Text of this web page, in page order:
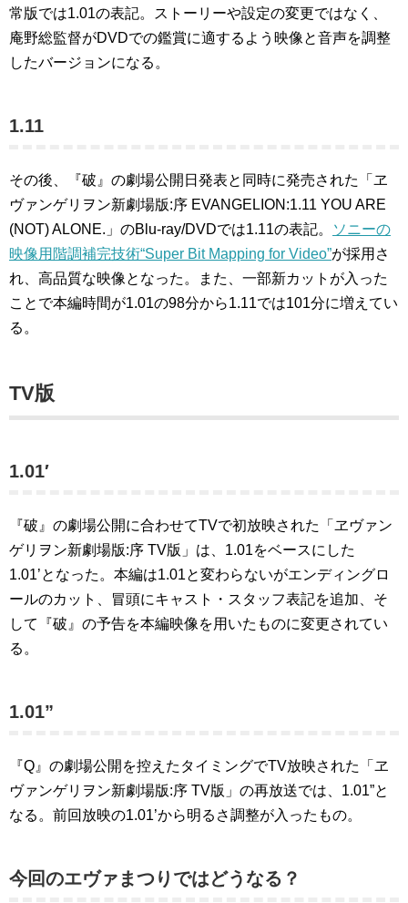
常版では1.01の表記。ストーリーや設定の変更ではなく、
庵野総監督がDVDでの鑑賞に適するよう映像と音声を調整
したバージョンになる。
1.11
その後、『破』の劇場公開日発表と同時に発売された「ヱ
ヴァンゲリヲン新劇場版:序 EVANGELION:1.11 YOU ARE
(NOT) ALONE.」のBlu-ray/DVDでは1.11の表記。
ソニーの
映像用階調補完技術“Super Bit Mapping for Video”が採用さ
れ、高品質な映像となった。また、一部新カットが入った
ことで本編時間が1.01の98分から1.11では101分に増えてい
る。
TV版
1.01′
『破』の劇場公開に合わせてTVで初放映された「ヱヴァン
ゲリヲン新劇場版:序 TV版」は、1.01をベースにした
1.01’となった。本編は1.01と変わらないがエンディングロ
ールのカット、冒頭にキャスト・スタッフ表記を追加、そ
して『破』の予告を本編映像を用いたものに変更されてい
る。
1.01”
『Q』の劇場公開を控えたタイミングでTV放映された「ヱ
ヴァンゲリヲン新劇場版:序 TV版」の再放送では、1.01”と
なる。前回放映の1.01’から明るさ調整が入ったもの。
今回のエヴァまつりではどうなる？